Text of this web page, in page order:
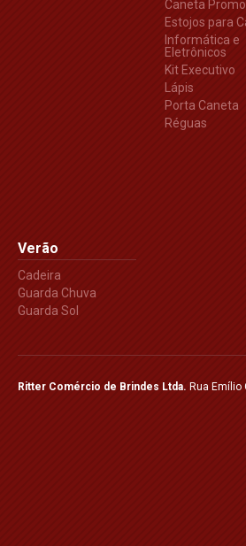
Caneta
Estojos para
Informática e
Eletrônicos
Kit Executivo
Lápis
Porta Caneta
Réguas
Verão
Cadeira
Guarda Chuva
Guarda Sol
Ritter Comércio de Brindes Ltda. Rua Emílio